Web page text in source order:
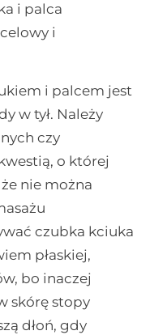
i palca
i
i palcem jest
w tył. Należy
czy
o której
nie można
czubka kciuka
płaskiej,
bo inaczej
skórę stopy
dłoń, gdy